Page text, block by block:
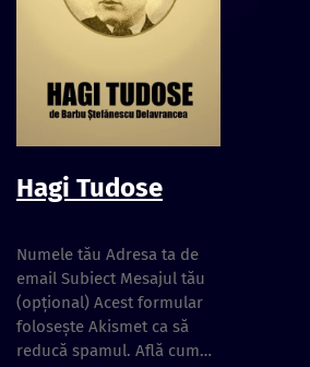
Hagi Tudose
Numele tău Adresa ta de
email Subiect Mesajul tău
(opțional) Acest formular
folosește Akismet ca să
reducă spamul. Află cum…